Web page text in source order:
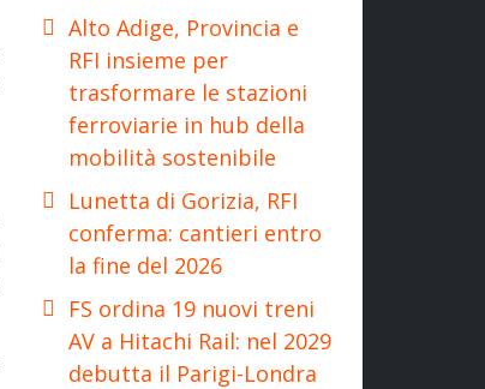
Alto Adige, Provincia e
RFI insieme per
trasformare le stazioni
ferroviarie in hub della
mobilità sostenibile
Lunetta di Gorizia, RFI
conferma: cantieri entro
la fine del 2026
FS ordina 19 nuovi treni
AV a Hitachi Rail: nel 2029
debutta il Parigi-Londra